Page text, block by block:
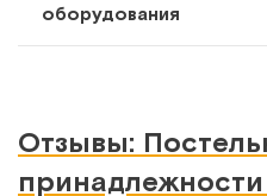
Под заказАрт.17355
оборудования
Отзывы: